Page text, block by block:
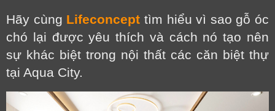
Hãy cùng Lifeconcept tìm hiểu vì sao gỗ óc
chó lại được yêu thích và cách nó tạo nên
sự khác biệt trong nội thất các căn biệt thự
tại Aqua City.